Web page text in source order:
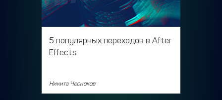
5 популярных переходов в After
Effects
Никита Чесноков